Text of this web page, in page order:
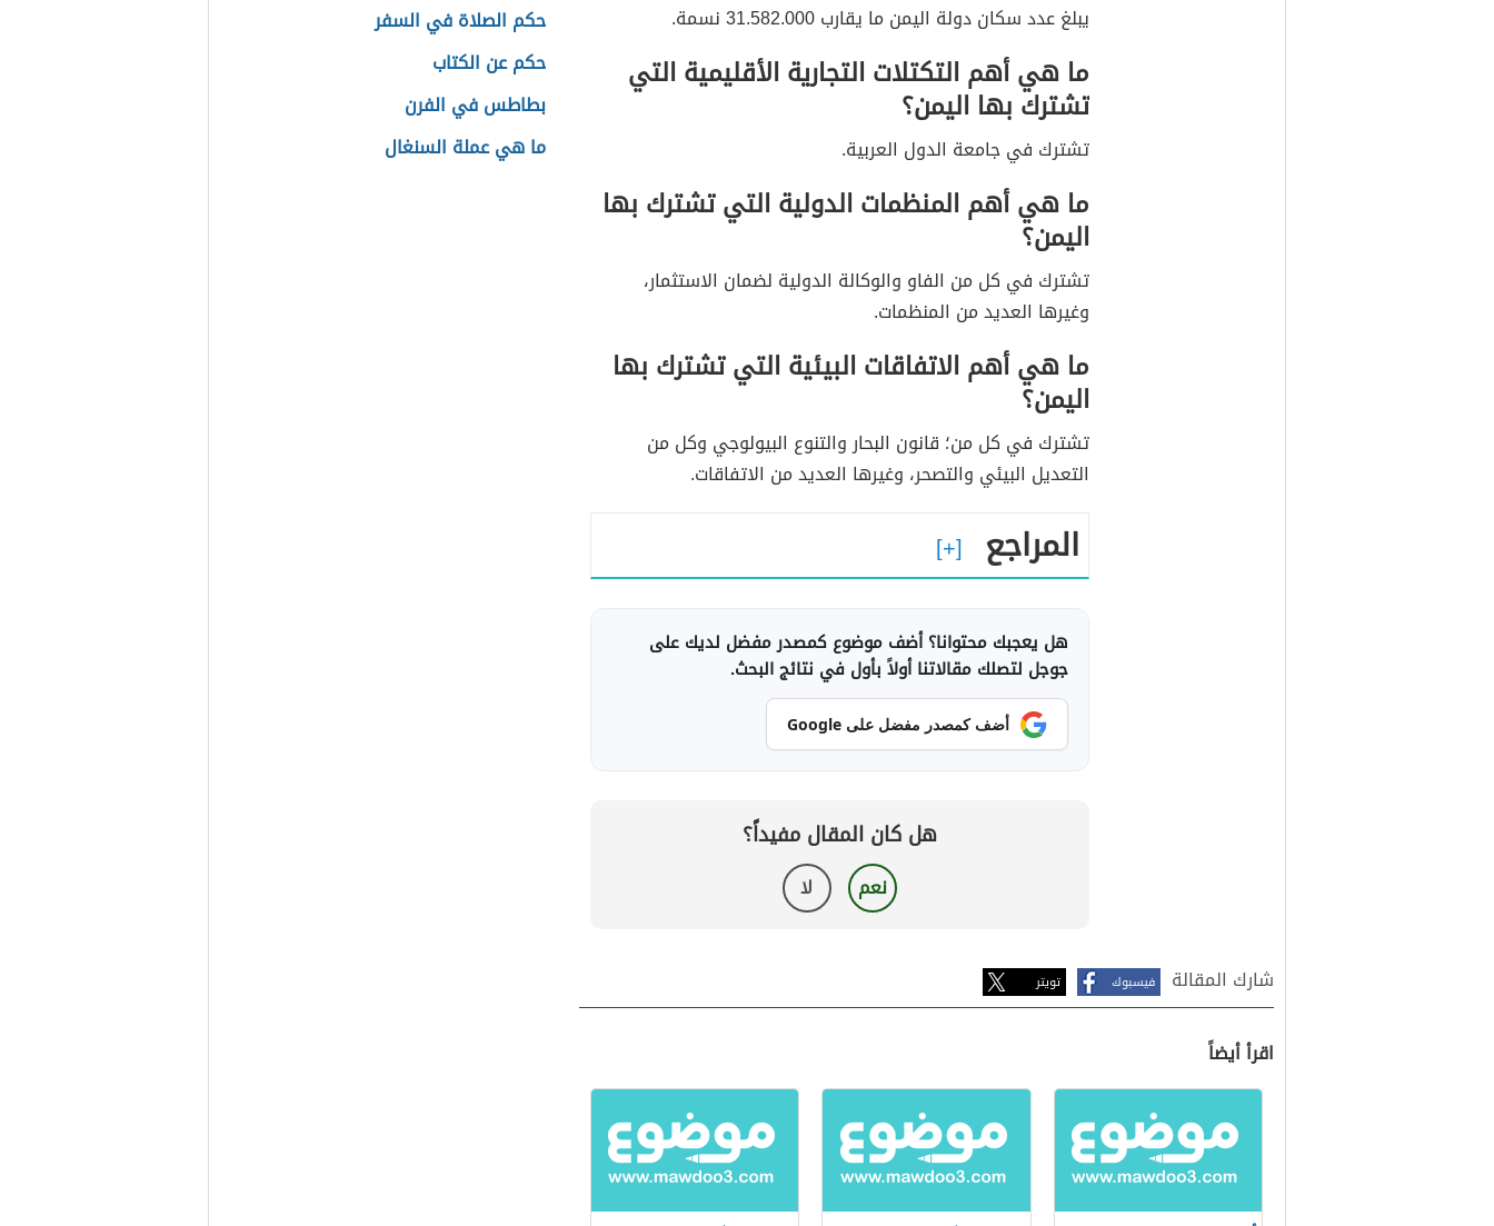
يبلغ عدد سكان دولة اليمن ما يقارب 31.582.000 نسمة.
ما هي أهم التكتلات التجارية الأقليمية التي
تشترك بها اليمن؟
تشترك في جامعة الدول العربية.
ما هي أهم المنظمات الدولية التي تشترك بها
اليمن؟
تشترك في كل من الفاو والوكالة الدولية لضمان الاستثمار،
وغيرها العديد من المنظمات.
ما هي أهم الاتفاقات البيئية التي تشترك بها
اليمن؟
تشترك في كل من؛ قانون البحار والتنوع البيولوجي وكل من
التعديل البيئي والتصحر، وغيرها العديد من الاتفاقات.
المراجع
هل يعجبك محتوانا؟ أضف موضوع كمصدر مفضل لديك على
جوجل لتصلك مقالاتنا أولاً بأول في نتائج البحث.
أضف كمصدر مفضل على Google
هل كان المقال مفيداً؟
نعم لا
شارك المقالة فيسبوك تويتر
اقرأ أيضاً
حكم الصلاة في السفر
حكم عن الكتاب
بطاطس في الفرن
ما هي عملة السنغال